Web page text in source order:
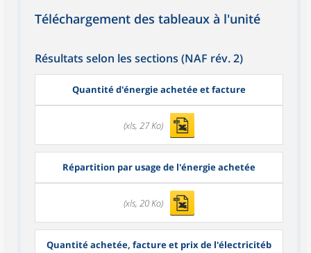
Téléchargement des tableaux à l'unité
Résultats selon les sections (NAF rév. 2)
Quantité d'énergie achetée et facture
(xls, 27 Ko)
Répartition par usage de l'énergie achetée
(xls, 20 Ko)
Quantité achetée, facture et prix de l'électricitéb